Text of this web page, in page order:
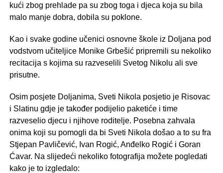
kući zbog prehlade pa su zbog toga i djeca koja su bila
malo manje dobra, dobila su poklone.
Kao i svake godine učenici osnovne škole iz Doljana pod
vodstvom učiteljice Monike Grbešić pripremili su nekoliko
recitacija s kojima su razveselili Svetog Nikolu ali sve
prisutne.
Osim posjete Doljanima, Sveti Nikola posjetio je Risovac
i Slatinu gdje je također podijelio paketiće i time
razveselio djecu i njihove roditelje. Posebna zahvala
onima koji su pomogli da bi Sveti Nikola došao a to su fra
Stjepan Pavličević, Ivan Rogić, Anđelko Rogić i Goran
Ćavar. Na slijedeći nekoliko fotografija možete pogledati
kako je to izgledalo: